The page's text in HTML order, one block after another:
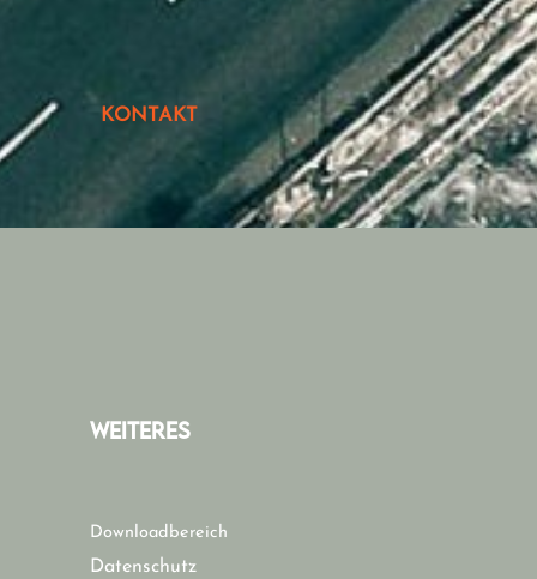
KONTAKT
WEITERES
Downloadbereich
Datenschutz